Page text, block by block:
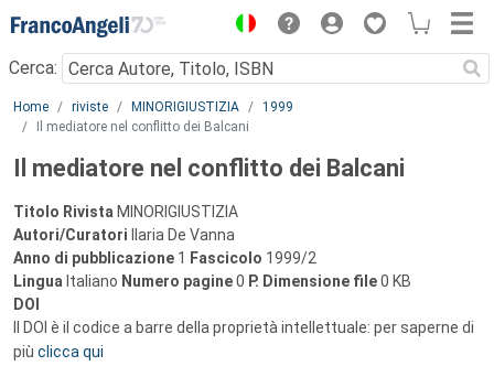
Menu
Cerca:
Main content
Home riviste MINORIGIUSTIZIA
1999
Il mediatore nel conflitto dei Balcani
Il mediatore nel conflitto dei Balcani
Titolo Rivista MINORIGIUSTIZIA
Autori/Curatori Ilaria De Vanna
Anno di pubblicazione 1 Fascicolo 1999/2
Lingua Italiano Numero pagine0 P. Dimensione file0 KB
DOI
Il DOI è il codice a barre della proprietà intellettuale: per saperne di
più clicca qui